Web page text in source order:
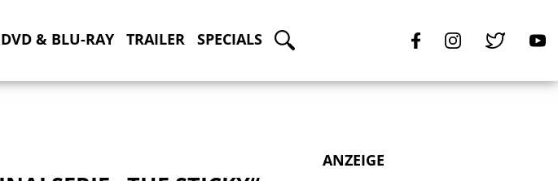
DVD & BLU-RAY TRAILER SPECIALS
ANZEIGE